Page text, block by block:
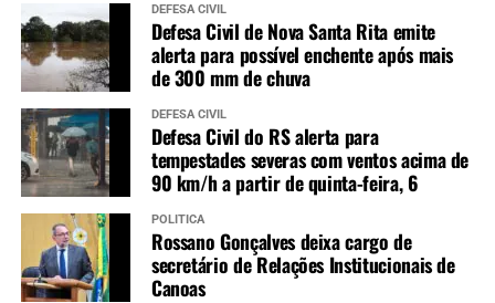
DEFESA CIVIL
Defesa Civil de Nova Santa Rita emite
alerta para possível enchente após mais
de 300 mm de chuva
DEFESA CIVIL
Defesa Civil do RS alerta para
tempestades severas com ventos acima de
90 km/h a partir de quinta-feira, 6
POLÍTICA
Rossano Gonçalves deixa cargo de
secretário de Relações Institucionais de
Canoas